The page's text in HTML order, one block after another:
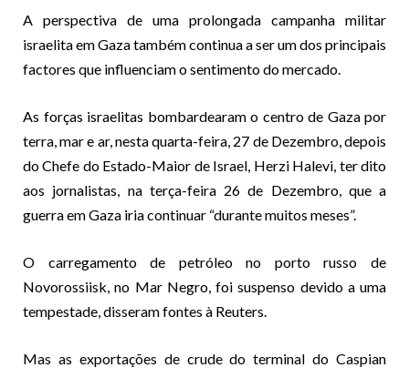
A perspectiva de uma prolongada campanha militar
israelita em Gaza também continua a ser um dos principais
factores que influenciam o sentimento do mercado.
As forças israelitas bombardearam o centro de Gaza por
terra, mar e ar, nesta quarta-feira, 27 de Dezembro, depois
do Chefe do Estado-Maior de Israel, Herzi Halevi, ter dito
aos jornalistas, na terça-feira 26 de Dezembro, que a
guerra em Gaza iria continuar “durante muitos meses”.
O carregamento de petróleo no porto russo de
Novorossiisk, no Mar Negro, foi suspenso devido a uma
tempestade, disseram fontes à Reuters.
Mas as exportações de crude do terminal do Caspian